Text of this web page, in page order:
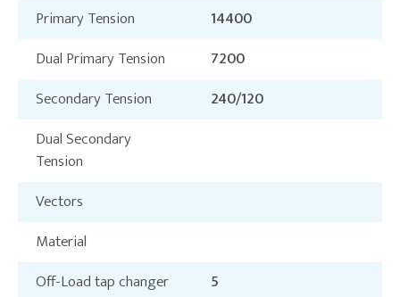
Primary Tension
14400
Dual Primary Tension
7200
Secondary Tension
240/120
Dual Secondary
Tension
Vectors
Material
Off-Load tap changer
5